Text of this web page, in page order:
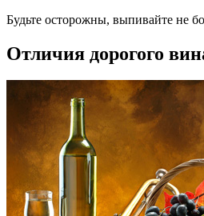
Будьте осторожны, выпивайте не
Отличия дорогого